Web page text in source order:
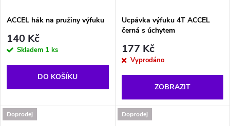
ů
ACCEL hák na pružiny výfuku
140 Kč
Skladem 1 ks
DO KOŠÍKU
Ucpávka výfuku 4T ACCEL
černá s úchytem
177 Kč
Vyprodáno
ZOBRAZIT
Doprodej Doprodej